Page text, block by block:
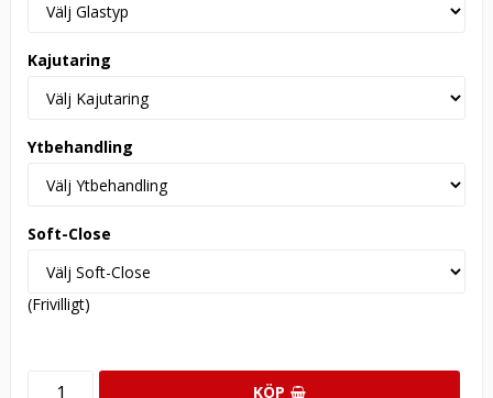
Kajutaring
Ytbehandling
Soft-Close
(Frivilligt)
KÖP